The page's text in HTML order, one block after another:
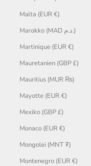
Malta (EUR €)
Marokko (MAD د.م.)
Martinique (EUR €)
Mauretanien (GBP £)
Mauritius (MUR ₨)
Mayotte (EUR €)
Mexiko (GBP £)
Monaco (EUR €)
Mongolei (MNT ₮)
Montenegro (EUR €)